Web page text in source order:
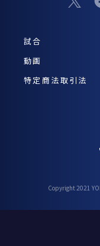
試合
動画
特定商法取引法
Copyright 2021